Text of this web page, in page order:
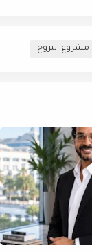
مشروع البروج